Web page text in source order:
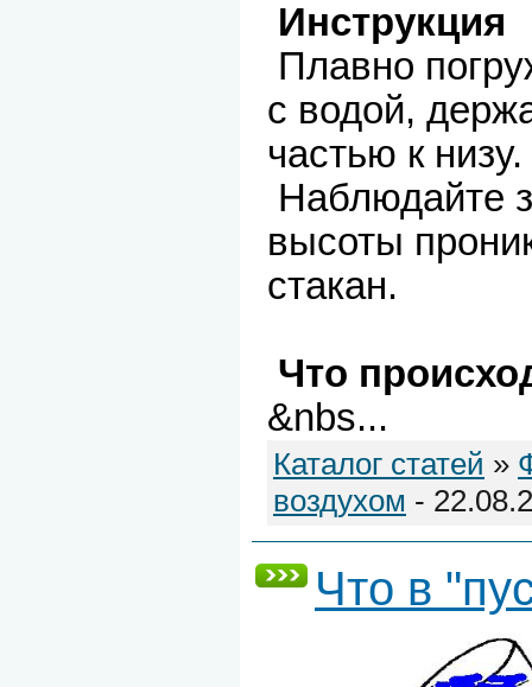
Инструкция
Плавно
с водой,
частью к низу.
Наблюдайте
высоты
стакан.
Что
&nbs...
Каталог статей »
воздухом -
Что в